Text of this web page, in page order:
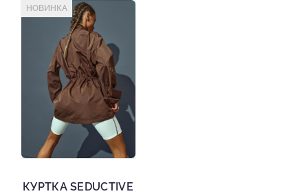
НОВИНКА
КУРТКА SEDUCTIVE